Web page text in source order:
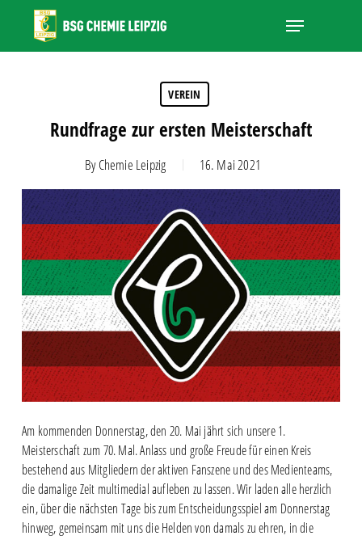
main
Menu
VEREIN
Rundfrage zur ersten Meisterschaft
ByChemie Leipzig 16. Mai 2021
Am kommenden Donnerstag, den 20. Mai jährt sich unsere 1.
Meisterschaft zum 70. Mal. Anlass und große Freude für einen Kreis
bestehend aus Mitgliedern der aktiven Fanszene und des Medienteams,
die damalige Zeit multimedial aufleben zu lassen. Wir laden alle herzlich
ein, über die nächsten Tage bis zum Entscheidungsspiel am Donnerstag
hinweg, gemeinsam mit uns die Helden von damals zu ehren, in die
Close